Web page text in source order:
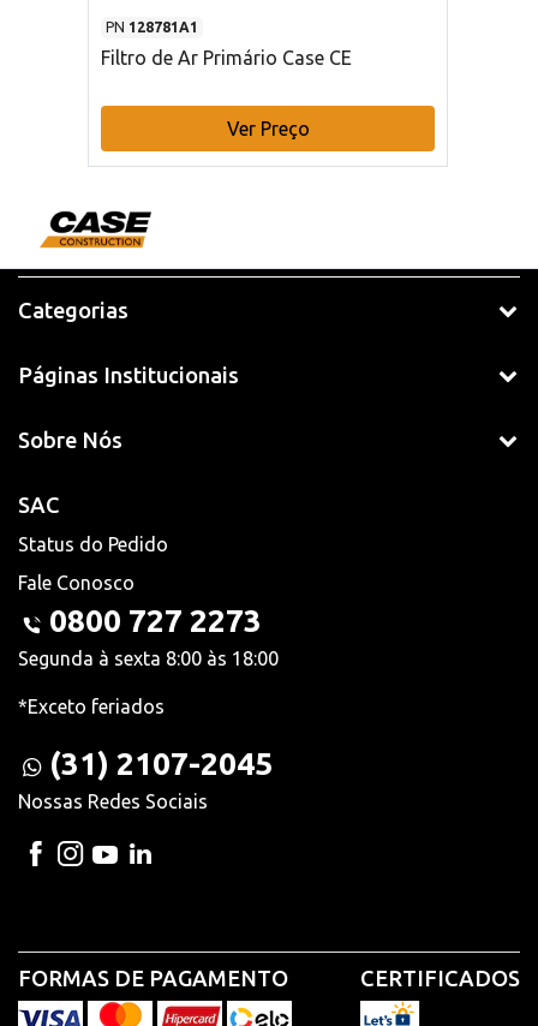
PN 128781A1
Filtro de Ar Primário Case CE
Ver Preço
Categorias
Páginas Institucionais
Sobre Nós
SAC
Status do Pedido
Fale Conosco
0800 727 2273
Segunda à sexta 8:00 às 18:00
*Exceto feriados
(31) 2107-2045
Nossas Redes Sociais
FORMAS DE PAGAMENTO CERTIFICADOS